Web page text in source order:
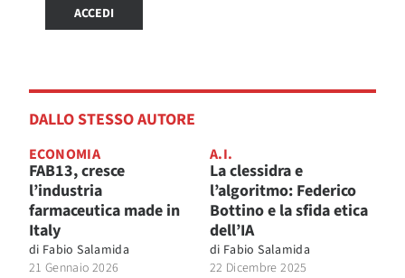
ACCEDI
DALLO STESSO AUTORE
ECONOMIA
FAB13, cresce
l’industria
farmaceutica made in
Italy
di Fabio Salamida
21 Gennaio 2026
A.I.
La clessidra e
l’algoritmo: Federico
Bottino e la sfida etica
dell’IA
di Fabio Salamida
22 Dicembre 2025